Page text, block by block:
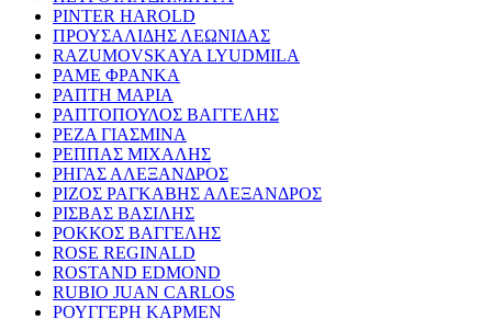
PINTER HAROLD
ΠΡΟΥΣΑΛΙΔΗΣ ΛΕΩΝΙΔΑΣ
RAZUMOVSKAYA LYUDMILA
ΡΑΜΕ ΦΡΑΝΚΑ
ΡΑΠΤΗ ΜΑΡΙΑ
ΡΑΠΤΟΠΟΥΛΟΣ ΒΑΓΓΕΛΗΣ
ΡΕΖΑ ΓΙΑΣΜΙΝΑ
ΡΕΠΠΑΣ ΜΙΧΑΛΗΣ
ΡΗΓΑΣ ΑΛΕΞΑΝΔΡΟΣ
ΡΙΖΟΣ ΡΑΓΚΑΒΗΣ ΑΛΕΞΑΝΔΡΟΣ
ΡΙΣΒΑΣ ΒΑΣΙΛΗΣ
ΡΟΚΚΟΣ ΒΑΓΓΕΛΗΣ
ROSE REGINALD
ROSTAND EDMOND
RUBIO JUAN CARLOS
ΡΟΥΓΓΕΡΗ ΚΑΡΜΕΝ